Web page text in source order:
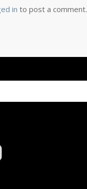
in to post a comment.